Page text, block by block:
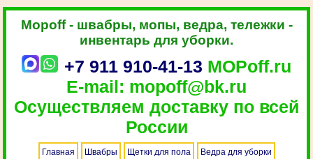
Mopoff - швабры, мопы, ведра, тележки -
инвентарь для уборки.
+7 911 910-41-13 MOPoff.ru
E-mail: mopoff@bk.ru
Осуществляем доставку по всей
России
Главная Швабры Щетки для пола Ведра для уборки